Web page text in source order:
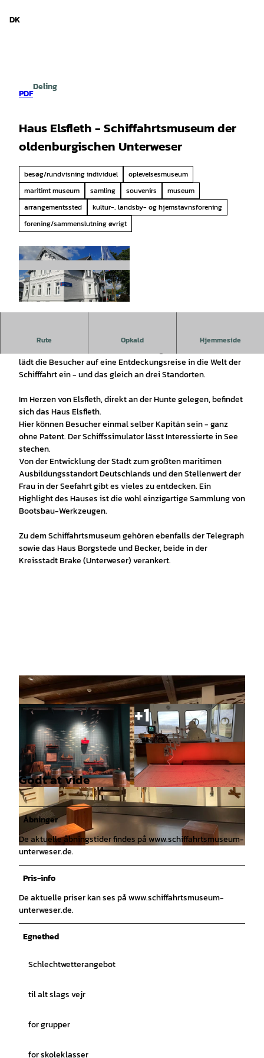
DK
PDF
Deling
Haus Elsfleth - Schiffahrtsmuseum der
oldenburgischen Unterweser
besøg/rundvisning individuel
oplevelsesmuseum
maritimt museum
samling souvenirs
museum
arrangementssted
kultur-, landsby- og hjemstavnsforening
forening/sammenslutning øvrigt
terweser, Kirsten Lüpke |CC-BY-SA
Rute Opkald Hjemmeside
Ahoi Matrose und willkommen in der Welt der Schifffahrt!
lädt die Besucher auf eine Entdeckungsreise in die Welt der
Schifffahrt ein - und das gleich an drei Standorten.
Im Herzen von Elsfleth, direkt an der Hunte gelegen, befindet
sich das Haus Elsfleth.
Hier können Besucher einmal selber Kapitän sein - ganz
ohne Patent. Der Schiffssimulator lässt Interessierte in See
stechen.
Von der Entwicklung der Stadt zum größten maritimen
Ausbildungsstandort Deutschlands und den Stellenwert der
Frau in der Seefahrt gibt es vieles zu entdecken. Ein
Highlight des Hauses ist die wohl einzigartige Sammlung von
Bootsbau-Werkzeugen.
Zu dem Schiffahrtsmuseum gehören ebenfalls der Telegraph
sowie das Haus Borgstede und Becker, beide in der
Kreisstadt Brake (Unterweser) verankert.
© Schiffahrtsmuseum der oldenburgischen Unterweser, Kirsten Lüpke |
© Schiffahrtsmuseum der oldenburgischen Unt
erweser, Kirsten Lüpke |CC-BY-SA
© Schiffahrtsmuseum der oldenburgischen Unt
erweser, Kirsten Lüpke |
CC-BY-SA
Godt at vide
Åbninger
De aktuelle åbningstider findes på www.schiffahrtsmuseum-
unterweser.de.
Pris-info
De aktuelle priser kan ses på www.schiffahrtsmuseum-
unterweser.de.
Egnethed
Schlechtwetterangebot
til alt slags vejr
for grupper
for skoleklasser